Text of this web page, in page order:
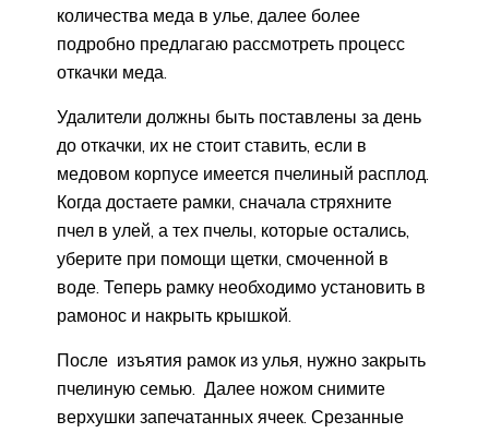
количества меда в улье, далее более
подробно предлагаю рассмотреть процесс
откачки меда.
Удалители должны быть поставлены за день
до откачки, их не стоит ставить, если в
медовом корпусе имеется пчелиный расплод.
Когда достаете рамки, сначала стряхните
пчел в улей, а тех пчелы, которые остались,
уберите при помощи щетки, смоченной в
воде. Теперь рамку необходимо установить в
рамонос и накрыть крышкой.
После изъятия рамок из улья, нужно закрыть
пчелиную семью. Далее ножом снимите
верхушки запечатанных ячеек. Срезанные